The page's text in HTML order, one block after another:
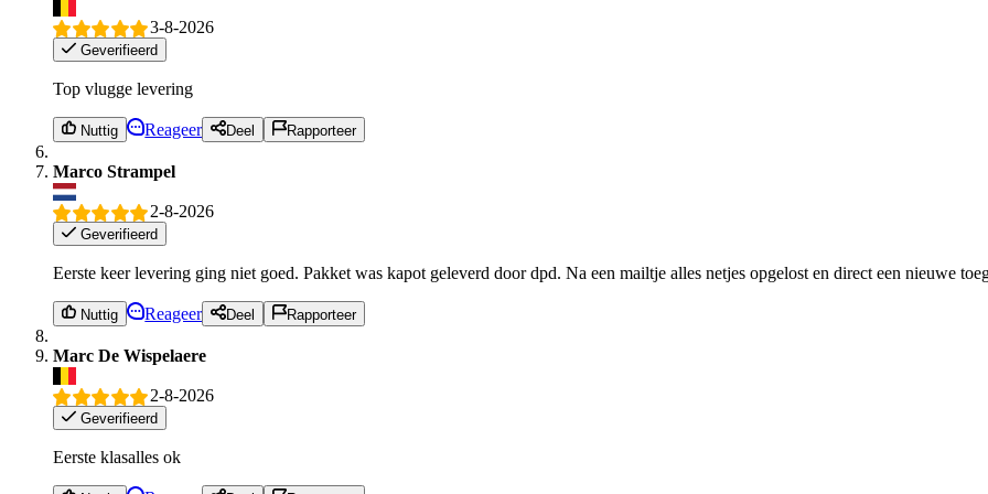
3-8-2026
Geverifieerd
Top vlugge levering
Nuttig Reageer Deel Rapporteer
Marco Strampel
2-8-2026
Geverifieerd
Eerste keer levering ging niet goed. Pakket was kapot geleverd door dpd. Na een mailtje alles netjes opgelost en direct een nieuwe
Nuttig Reageer Deel Rapporteer
Marc De Wispelaere
2-8-2026
Geverifieerd
Eerste klasalles ok